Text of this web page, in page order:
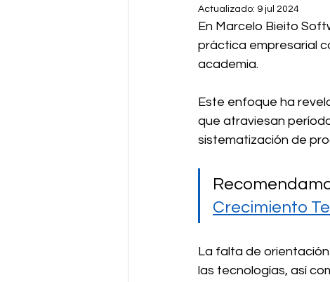
Industry4.0
Actualizado: 9 jul 2024
En Marcelo Bieito
práctica empresarial
academia.
Este enfoque ha
que atraviesan
sistematización de
Crecimiento
La falta de
las tecnologías, así